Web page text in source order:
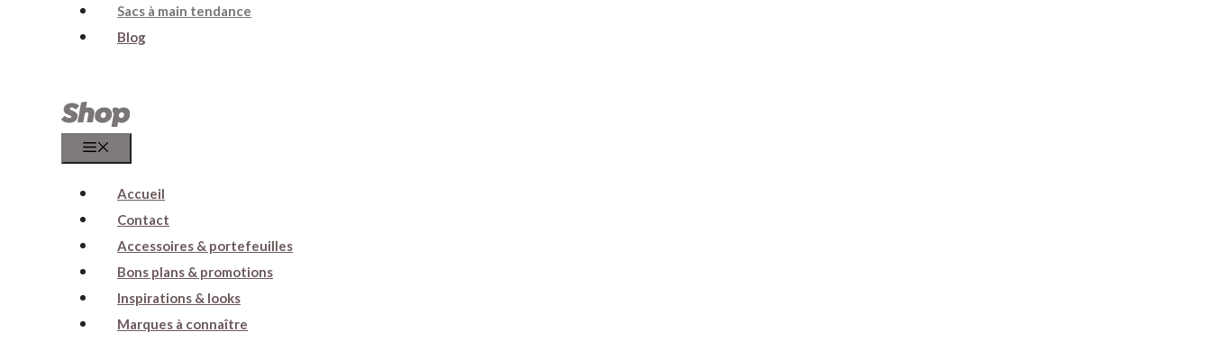
Sacs à main tendance
Blog
Accueil
Contact
Accessoires & portefeuilles
Bons plans & promotions
Inspirations & looks
Marques à connaître